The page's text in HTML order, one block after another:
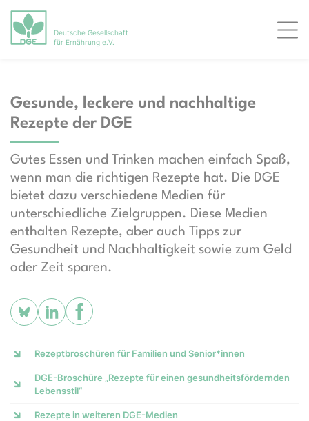
Deutsche Gesellschaft
für Ernährung e.V.
Gesunde, leckere und nachhaltige
Rezepte der DGE
Gutes Essen und Trinken machen einfach Spaß,
wenn man die richtigen Rezepte hat. Die DGE
bietet dazu verschiedene Medien für
unterschiedliche Zielgruppen. Diese Medien
enthalten Rezepte, aber auch Tipps zur
Gesundheit und Nachhaltigkeit sowie zum Geld
oder Zeit sparen.
Rezeptbroschüren für Familien und Senior*innen
DGE-Broschüre „Rezepte für einen gesundheitsfördernden
Lebensstil“
Rezepte in weiteren DGE-Medien